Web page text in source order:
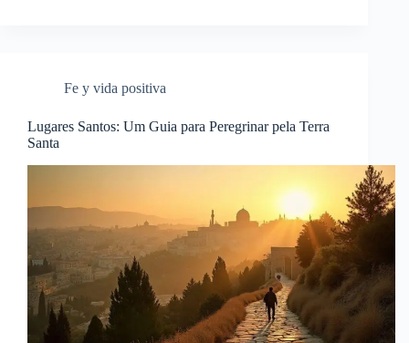
Fe y vida positiva
Lugares Santos: Um Guia para Peregrinar pela Terra
Santa